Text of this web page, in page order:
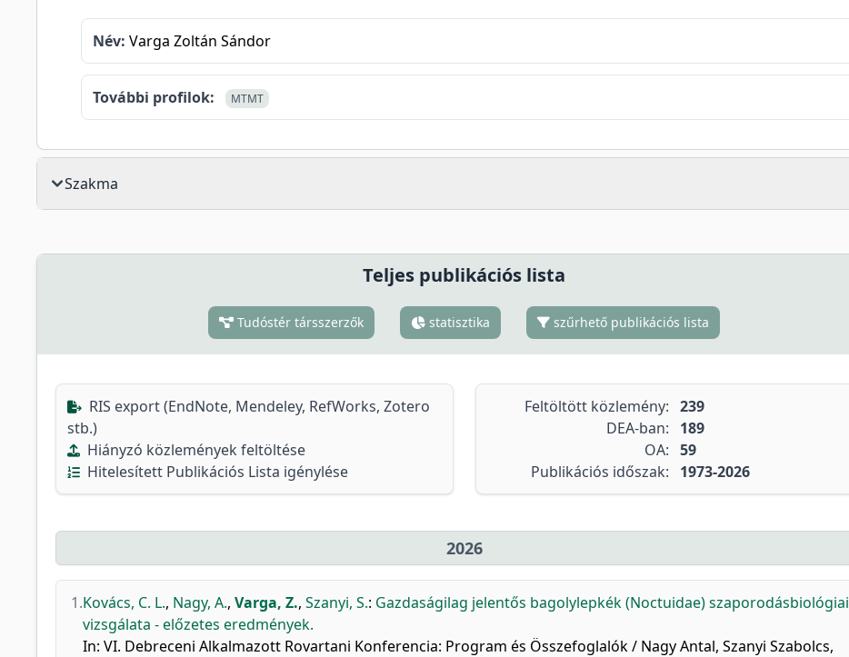
Név: Varga Zoltán Sándor
További profilok: MTMT
Szakma
Teljes publikációs lista
Tudóstér társszerzők statisztika szűrhető publikációs lista
RIS export (EndNote, Mendeley, RefWorks, Zotero
stb.)
Hiányzó közlemények feltöltése
Hitelesített Publikációs Lista igénylése
Feltöltött közlemény: 239
DEA-ban:
189
OA: 59
Publikációs időszak:
1973-2026
2026
1.Kovács, C. L., Nagy, A., Varga, Z., Szanyi, S.: Gazdaságilag jelentős bagolylepkék (Noctuidae) szaporodásbiológiai
vizsgálata - előzetes eredmények.
In: VI. Debreceni Alkalmazott Rovartani Konferencia: Program és Összefoglalók / Nagy Antal, Szanyi Szabolcs,